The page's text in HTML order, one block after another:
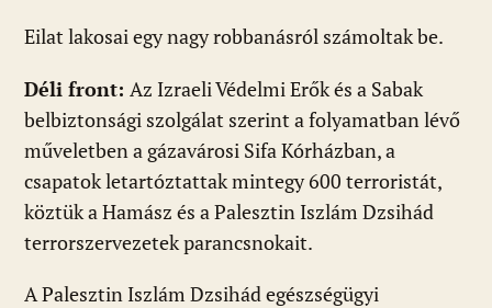
Eilat lakosai egy nagy robbanásról számoltak be.
Déli front: Az Izraeli Védelmi Erők és a Sabak
belbiztonsági szolgálat szerint a folyamatban lévő
műveletben a gázavárosi Sifa Kórházban, a
csapatok letartóztattak mintegy 600 terroristát,
köztük a Hamász és a Palesztin Iszlám Dzsihád
terrorszervezetek parancsnokait.
A Palesztin Iszlám Dzsihád egészségügyi